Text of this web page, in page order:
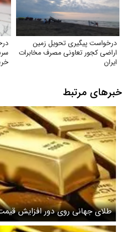
درخواست پیگیری تحویل زمین
اراضی کجور تعاونی مصرف مخابرات
ایران
خبرهای مرتبط
طلای جهانی روی دور افزایش